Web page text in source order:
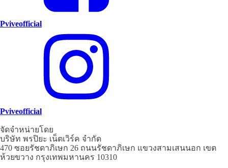
Pviveofficial
Pviveofficial
จัดจำหน่ายโดย
บริษัท พรปิยะ เน็ตเวิร์ค จำกัด
470 ซอยรัชดาภิเษก 26 ถนนรัชดาภิเษก แขวงสามเสนนอก เขต
ห้วยขวาง กรุงเทพมหานคร 10310